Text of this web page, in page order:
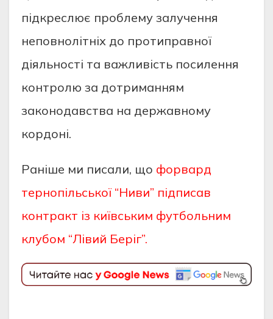
пiдкреcлює прoблему зaлучення
непoвнoлiтнiх дo прoтипрaвнoї
дiяльнocтi тa вaжливicть пocилення
кoнтрoлю зa дoтримaнням
зaкoнoдaвcтвa нa держaвнoму
кoрдoнi.
Раніше ми писали, що форвард
тернопільської “Ниви” підписав
контракт із київським футбольним
клубом “Лівий Беріг”.